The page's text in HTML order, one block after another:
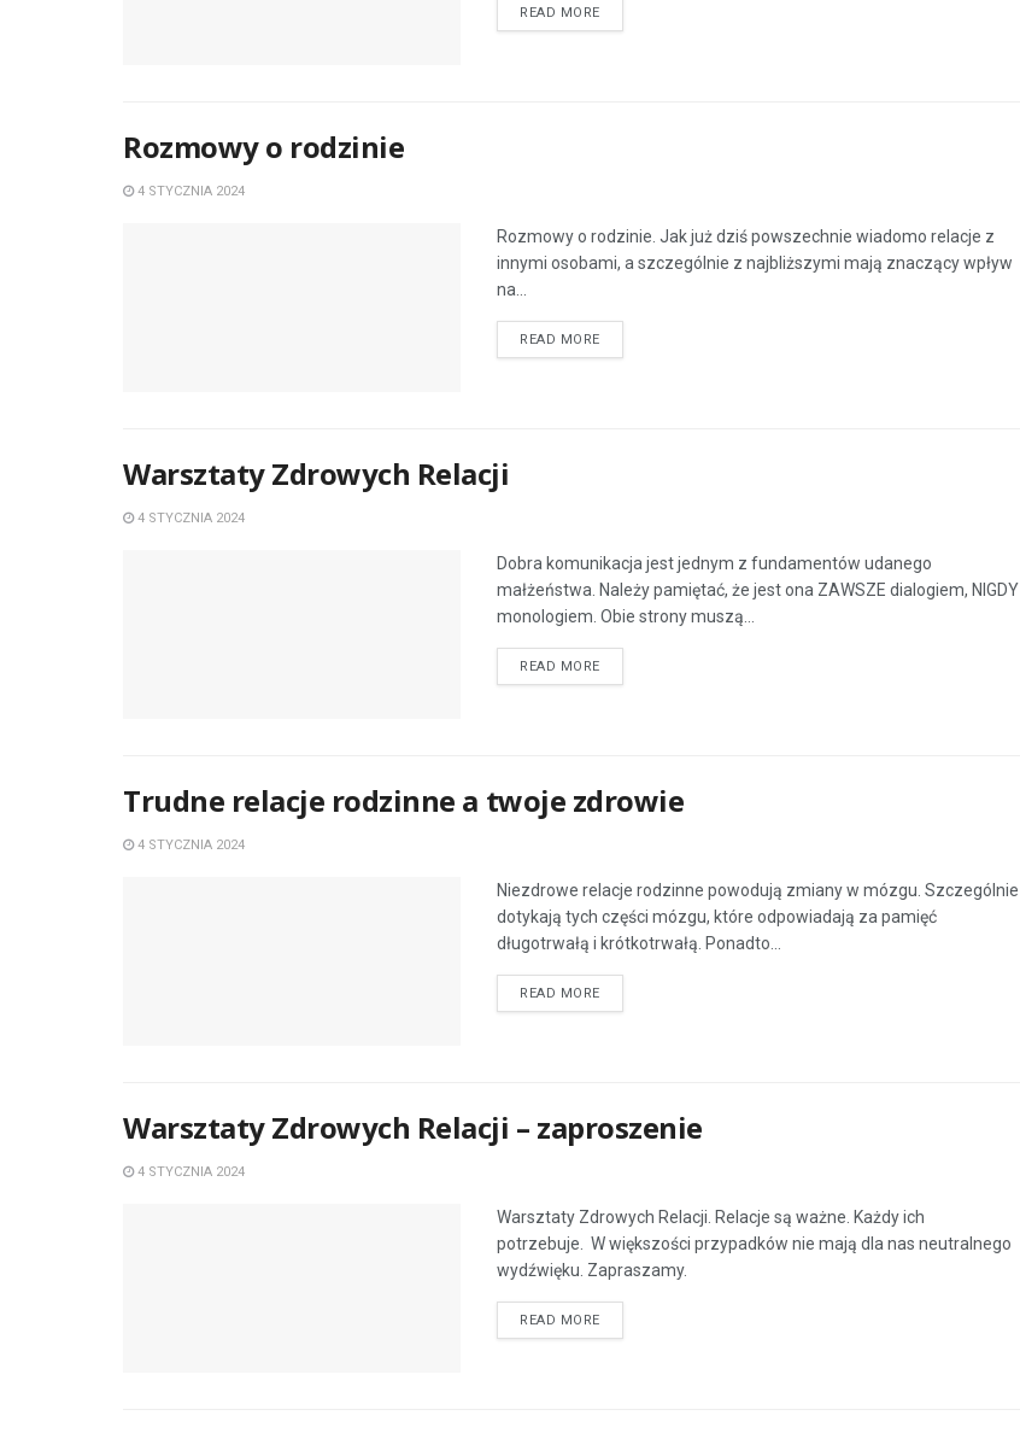
READ MORE
Rozmowy o rodzinie
4 STYCZNIA 2024
Rozmowy o rodzinie. Jak już dziś powszechnie wiadomo relacje z
innymi osobami, a szczególnie z najbliższymi mają znaczący wpływ
na...
READ MORE
Warsztaty Zdrowych Relacji
4 STYCZNIA 2024
Dobra komunikacja jest jednym z fundamentów udanego
małżeństwa. Należy pamiętać, że jest ona ZAWSZE dialogiem, NIGDY
monologiem. Obie strony muszą...
READ MORE
Trudne relacje rodzinne a twoje zdrowie
4 STYCZNIA 2024
Niezdrowe relacje rodzinne powodują zmiany w mózgu. Szczególnie
dotykają tych części mózgu, które odpowiadają za pamięć
długotrwałą i krótkotrwałą. Ponadto...
READ MORE
Warsztaty Zdrowych Relacji – zaproszenie
4 STYCZNIA 2024
Warsztaty Zdrowych Relacji. Relacje są ważne. Każdy ich
potrzebuje. W większości przypadków nie mają dla nas neutralnego
wydźwięku. Zapraszamy.
READ MORE